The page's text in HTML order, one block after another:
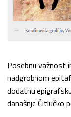
Posebnu važnost
nadgrobnom
dodatnu
današnje Čitlučko